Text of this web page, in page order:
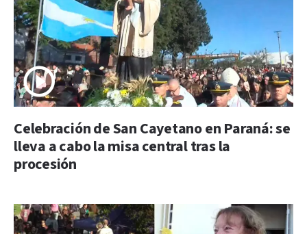
Celebración de San Cayetano en Paraná: se
lleva a cabo la misa central tras la
procesión